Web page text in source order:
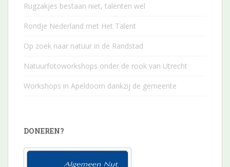
Rugzakjes bestaan niet, talenten wel
Rondje Nederland met Het Talent
Op zoek naar natuur in de Randstad
Natuurfotoworkshops onder de rook van Utrecht
Workshops in Apeldoorn dankzij de gemeente
DONEREN?